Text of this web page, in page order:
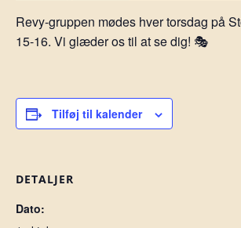
Revy-gruppen mødes hver torsdag på
15-16. Vi glæder os til at se dig! 🎭
Tilføj til kalender
DETALJER
Dato: